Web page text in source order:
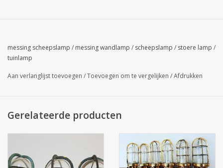
messing scheepslamp / messing wandlamp / scheepslamp / stoere lamp /
tuinlamp
Aan verlanglijst toevoegen /Toevoegen om te vergelijken /Afdrukken
Gerelateerde producten